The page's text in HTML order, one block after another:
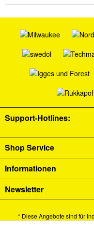
Support-Hotlines:
Shop Service
Informationen
Newsletter
* Diese Angebote sind für